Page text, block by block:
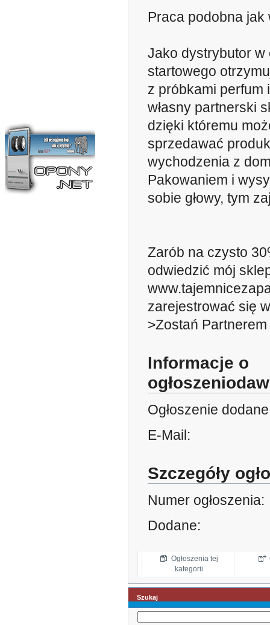
Praca podobna jak
Jako dystrybutor w
startowego
z próbkami perfum
własny partnerski
dzięki któremu
sprzedawać
wychodzenia z
Pakowaniem i
sobie głowy, tym
Zarób na czysto
odwiedzić mój
zarejestrować się
>Zostań Partnerem
Informacje o
Ogłoszenie
E-Mail:
Szczegóły
Numer ogłoszenia:
Dodane:
Ogłoszenia tej
kategorii
Szukaj